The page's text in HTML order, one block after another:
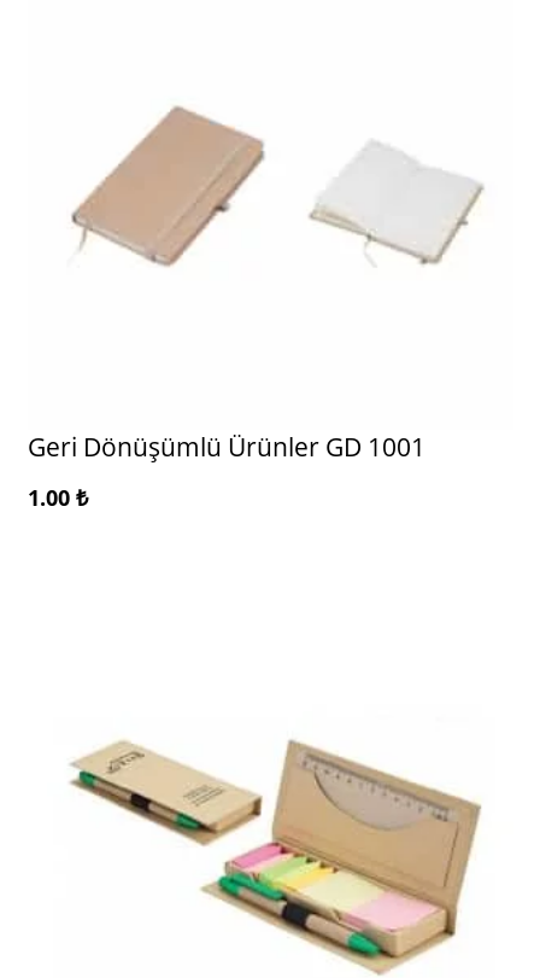
Geri Dönüşümlü Ürünler GD 1001
1.00 ₺